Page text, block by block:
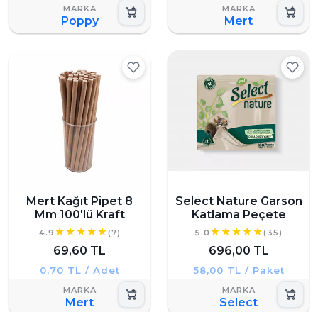
Poppy Mert
Mert Kağıt Pipet 8
Mm 100'lü Kraft
4.9 (7)
69,60 TL
0,70 TL / Adet
Mert
Select Nature Garson
Katlama Peçete
5.0 (35)
696,00 TL
58,00 TL / Paket
Select